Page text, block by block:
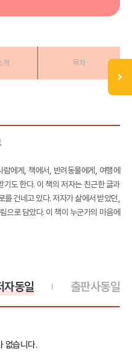
개 목차
에게, 책에서, 반려동물에게, 여행에
도 한다. 이 책의 저자는 친근한 글과
건네고 있다. 저자가 삶에서 받았던,
으로 담았다. 이 책이 누군가의 마음에
출판사동일
자동일
없습니다.